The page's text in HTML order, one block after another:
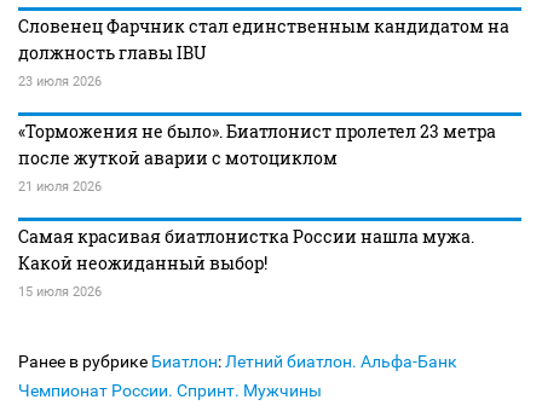
Словенец Фарчник стал единственным кандидатом на
должность главы IBU
23 июля 2026
«Торможения не было». Биатлонист пролетел 23 метра
после жуткой аварии с мотоциклом
21 июля 2026
Самая красивая биатлонистка России нашла мужа.
Какой неожиданный выбор!
15 июля 2026
Ранее в рубрике Биатлон: Летний биатлон. Альфа-Банк
Чемпионат России. Спринт. Мужчины